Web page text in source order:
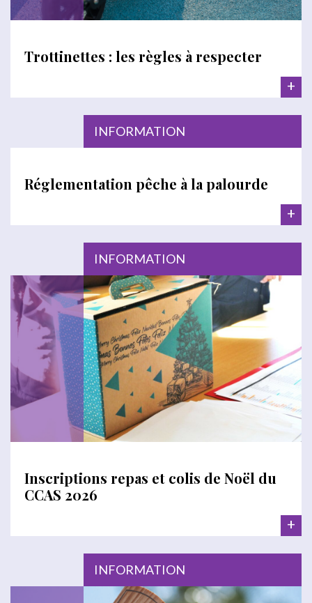
Trottinettes : les règles à respecter
+
INFORMATION
Réglementation pêche à la palourde
+
INFORMATION
Inscriptions repas et colis de Noël du
CCAS 2026
+
INFORMATION